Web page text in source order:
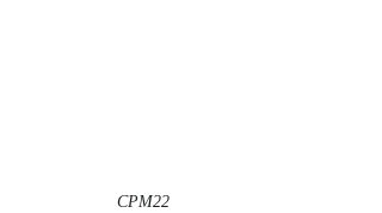
CPM22